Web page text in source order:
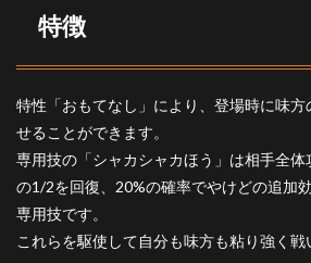
特徴
特性「おもてなし」により、登場時に味方
せることができます。
専用技の「シャカシャカほう」は相手全
の1/2を回復、20%の確率でやけどの追加
専用技です。
これらを駆使して自分も味方も粘り強く戦